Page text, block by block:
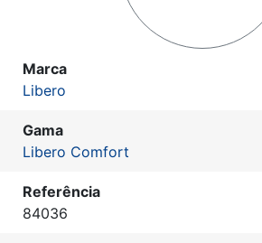
Marca
Libero
Gama
Libero Comfort
Referência
84036